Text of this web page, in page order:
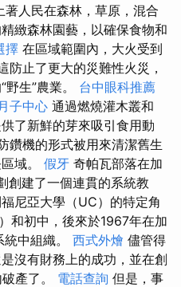
人民在森林，草原，混合
緻森林園藝，以確保食物和
擇 在區域範圍內，大火受到
防止了更大的災難性火災，
生”農業。 台中眼科推薦
子中心 通過燃燒灌木叢和
了新鮮的芽來吸引食用動
鑽機的形式被用來清潔舊生
域。 假牙 奇帕瓦部落在加
創建了一個連貫的系統教
尼亞大學（UC）的特定角
和初中，後來於1967年在加
中組織。 西式外燴 儘管得
沒有財務上的成功，並在創
產了。 電話查詢 但是，事